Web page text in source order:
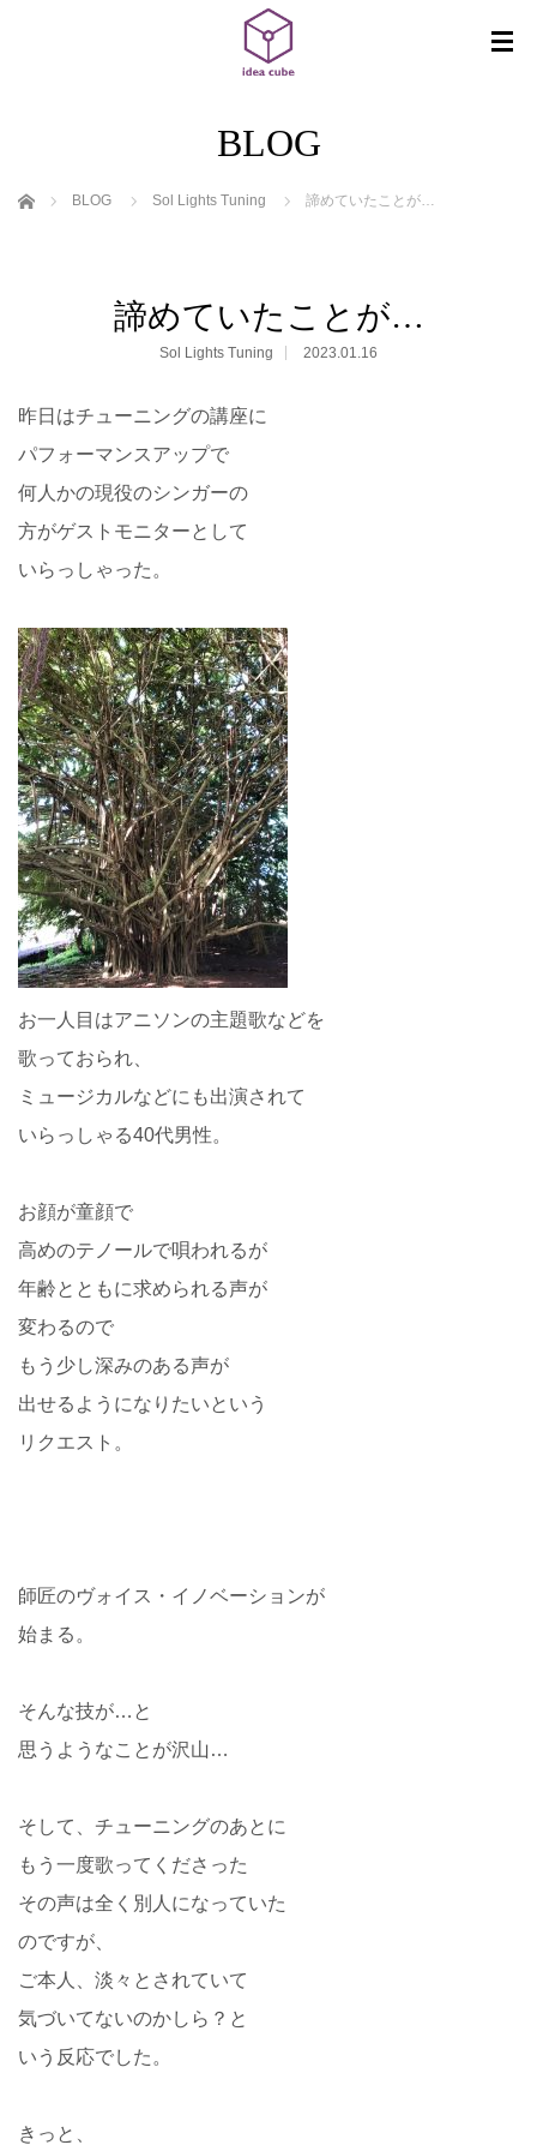
BLOG
ホーム BLOG Sol Lights Tuning 諦めていたことが…
諦めていたことが…
Sol Lights Tuning 2023.01.16
昨日はチューニングの講座に
パフォーマンスアップで
何人かの現役のシンガーの
方がゲストモニターとして
いらっしゃった。
お一人目はアニソンの主題歌などを
歌っておられ、
ミュージカルなどにも出演されて
いらっしゃる40代男性。
お顔が童顔で
高めのテノールで唄われるが
年齢とともに求められる声が
変わるので
もう少し深みのある声が
出せるようになりたいという
リクエスト。
師匠のヴォイス・イノベーションが
始まる。
そんな技が…と
思うようなことが沢山…
そして、チューニングのあとに
もう一度歌ってくださった
その声は全く別人になっていた
のですが、
ご本人、淡々とされていて
気づいてないのかしら？と
いう反応でした。
きっと、